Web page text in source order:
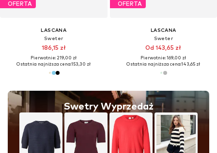
OFERTA
LASCANA
Sweter
186,15 zł
Pierwotnie: 219,00 zł
Ostatnia najniższa cena:153,30 zł
Swetry Wyprzedaż
OFERTA
LASCANA
Sweter
Od 143,65 zł
Pierwotnie: 169,00 zł
Ostatnia najniższa cena:143,65 zł